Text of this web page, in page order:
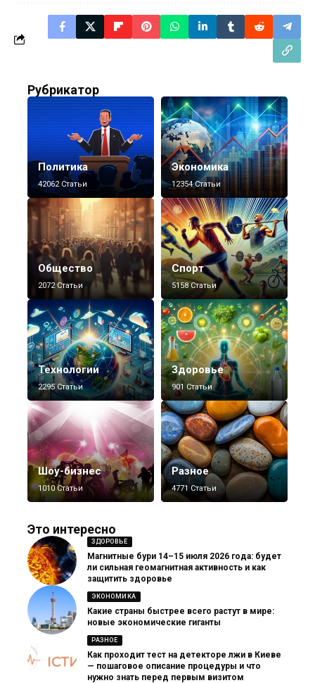
Рубрикатор
Политика
42062 Статьи
Экономика
12354 Статьи
Общество
2072 Статьи
Спорт
5158 Статьи
Технологии
2295 Статьи
Здоровье
901 Статьи
Шоу-бизнес
1010 Статьи
Разное
4771 Статьи
Это интересно
ЗДОРОВЬЕ
Магнитные бури 14–15 июля 2026 года: будет
ли сильная геомагнитная активность и как
защитить здоровье
ЭКОНОМИКА
Какие страны быстрее всего растут в мире:
новые экономические гиганты
РАЗНОЕ
Как проходит тест на детекторе лжи в Киеве
— пошаговое описание процедуры и что
нужно знать перед первым визитом